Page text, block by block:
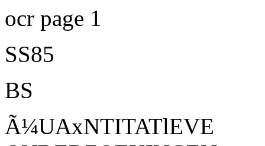
ocr page 1
SS85
BS
Ã¼UAxNTITATlEVE